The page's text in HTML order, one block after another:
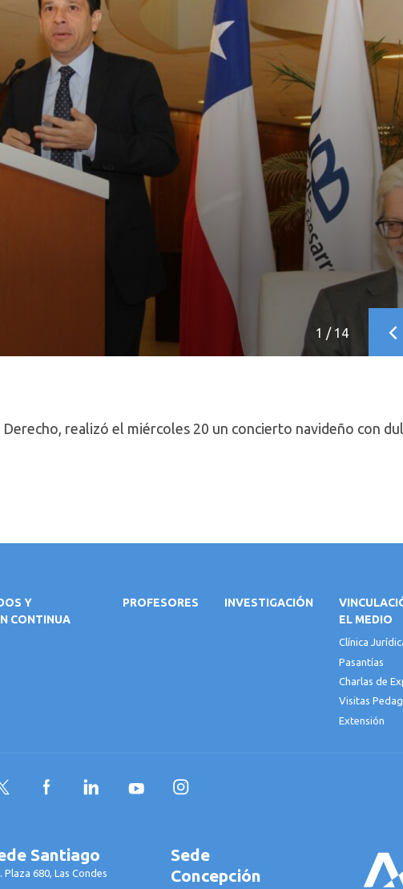
1 / 14
Derecho, realizó el miércoles 20 un concierto navideño con
Y
CONTINUA
PROFESORES INVESTIGACIÓN
EL MEDIO
Clínica
Pasantías
Charlas de
Visitas
Extensión
FacebookLinkedInYouTubeInstagram
Santiago
Plaza 680, Las Condes
Sede
Concepción